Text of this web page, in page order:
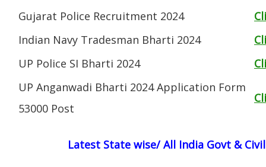
Gujarat Police Recruitment 2024
Indian Navy Tradesman Bharti 2024
UP Police SI Bharti 2024
UP Anganwadi Bharti 2024 Application Form
53000 Post
Latest State wise/ All India Govt &